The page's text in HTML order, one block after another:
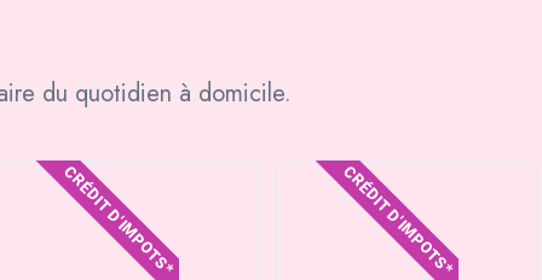
du quotidien à domicile.
CRÉDIT D'IMPOTS* CRÉDIT D'IMPOTS*